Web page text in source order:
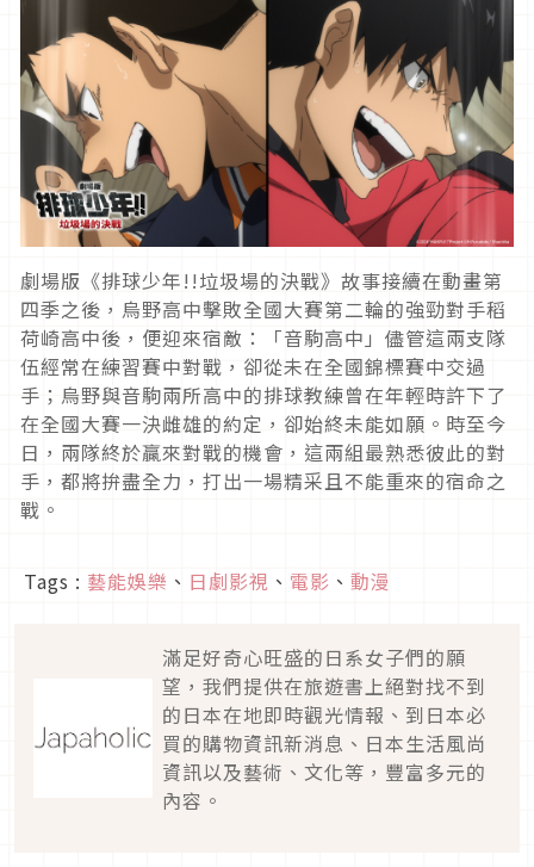
劇場版《排球少年!!垃圾場的決戰》故事接續在動畫第
四季之後， 烏野高中擊敗全國大賽第二輪的強勁對手稻
荷崎高中後， 便迎來宿敵：「音駒高中」儘管這兩支隊
伍經常在練習賽中對戰， 卻從未在全國錦標賽中交過
手； 烏野與音駒兩所高中的排球教練曾在年輕時許下了
在全國大賽一決雌雄的約定，卻始終未能如願。時至今
日，兩隊終於贏來對戰的機會， 這兩組最熟悉彼此的對
手，都將拚盡全力， 打出一場精采且不能重來的宿命之
戰。
Tags : 藝能娛樂 、 日劇影視 、 電影 、 動漫
滿足好奇心旺盛的日系女子們的願
望，我們提供在旅遊書上絕對找不到
的日本在地即時觀光情報、到日本必
買的購物資訊新消息、日本生活風尚
資訊以及藝術、文化等，豐富多元的
內容。